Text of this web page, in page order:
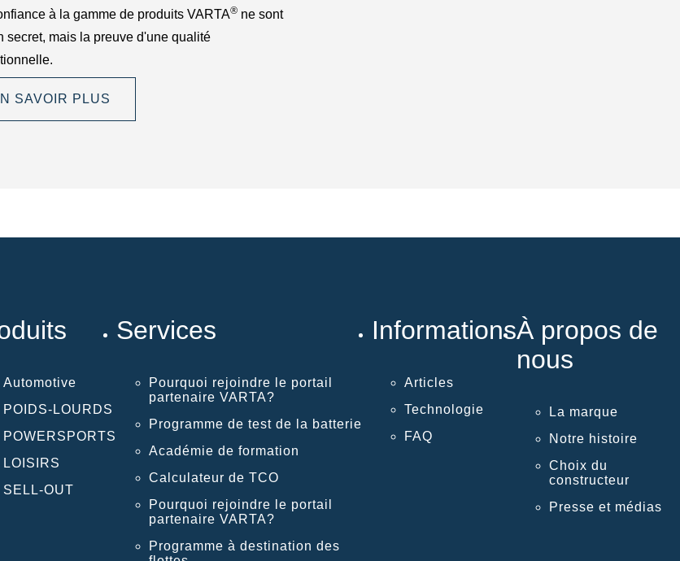
à la gamme de produits VARTA® ne sont
secret, mais la preuve d'une qualité
SAVOIR PLUS
Automotive
POIDS-LOURDS
POWERSPORTS
LOISIRS
SELL-OUT
Services
Pourquoi rejoindre le portail
partenaire VARTA?
Programme de test de la batterie
Académie de formation
Calculateur de TCO
Pourquoi rejoindre le portail
partenaire VARTA?
Programme à destination des
Informations
Articles
Technologie
FAQ
À propos de
nous
La marque
Notre histoire
Choix du
constructeur
Presse et médias